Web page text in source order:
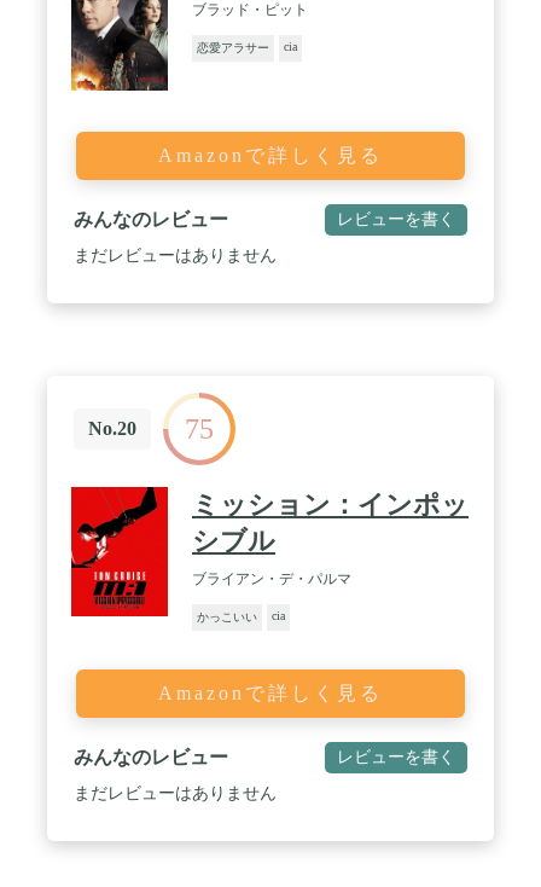
ブラッド・ピット
恋愛アラサー cia
Amazonで詳しく見る
みんなのレビュー レビューを書く
まだレビューはありません
No.20 75
ミッション：インポッ
シブル
ブライアン・デ・パルマ
かっこいい cia
Amazonで詳しく見る
みんなのレビュー レビューを書く
まだレビューはありません